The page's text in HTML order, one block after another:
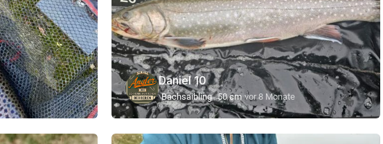
Daniel 10
Bachsaibling 50 cm vor 8 Monate